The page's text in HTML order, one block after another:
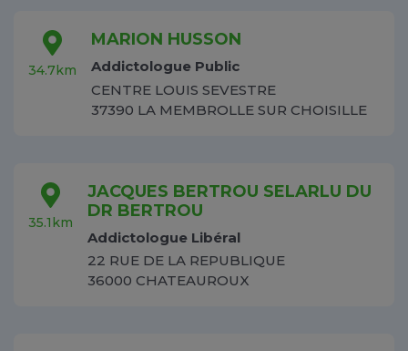
34.7km
MARION HUSSON
Addictologue Public
CENTRE LOUIS SEVESTRE
37390 LA MEMBROLLE SUR CHOISILLE
35.1km
JACQUES BERTROU SELARLU DU
DR BERTROU
Addictologue Libéral
22 RUE DE LA REPUBLIQUE
36000 CHATEAUROUX